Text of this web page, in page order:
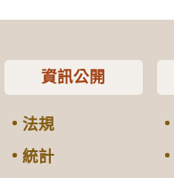
資訊公開
法規
統計